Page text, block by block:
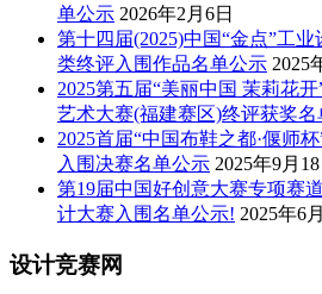
单公示 2026年2月6日
第十四届(2025)中国“金点”工
类终评入围作品名单公示 2025
2025第五届“美丽中国 茉莉花
艺术大赛(福建赛区)终评获奖名
2025首届“中国布鞋之都·偃师
入围决赛名单公示 2025年9月18
第19届中国好创意大赛专项赛
计大赛入围名单公示! 2025年6
设计竞赛网